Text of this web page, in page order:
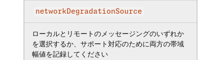
networkDegradationSource
ローカルとリモートのメッセージングのいずれか
を選択するか、サポート対応のために両方の帯域
幅値を記録してください